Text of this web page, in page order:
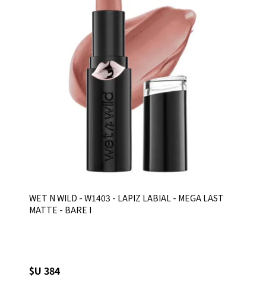
WET N WILD - W1403 - LAPIZ LABIAL - MEGA LAST
MATTE - BARE I
$U 384